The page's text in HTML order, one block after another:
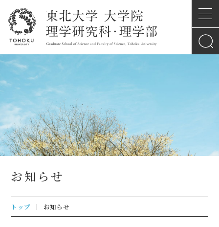
お知らせ
トップ お知らせ